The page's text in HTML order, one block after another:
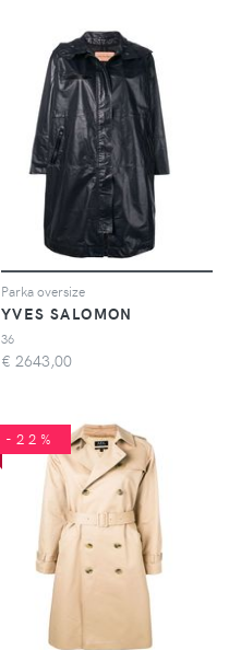
Parka oversize
YVES SALOMON
36
€ 2643,00
-22%